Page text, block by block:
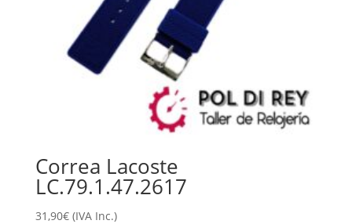
Correa Lacoste
LC.79.1.47.2617
31,90€ (IVA Inc.)